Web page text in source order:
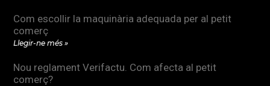
Com escollir la maquinària adequada per al petit
comerç
Llegir-ne més »
Nou reglament Verifactu. Com afecta al petit
comerç?